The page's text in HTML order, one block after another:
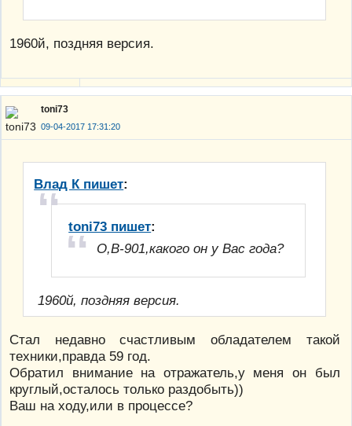
1960й, поздняя версия.
toni73
09-04-2017 17:31:20
Влад К пишет:
toni73 пишет:
О,В-901,какого он у Вас года?
1960й, поздняя версия.
Стал недавно счастливым обладателем такой
техники,правда 59 год.
Обратил внимание на отражатель,у меня он был
круглый,осталось только раздобыть))
Ваш на ходу,или в процессе?